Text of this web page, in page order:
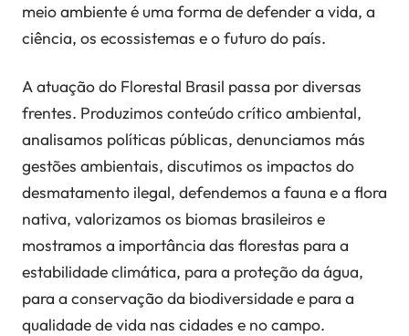
meio ambiente é uma forma de defender a vida, a
ciência, os ecossistemas e o futuro do país.
A atuação do Florestal Brasil passa por diversas
frentes. Produzimos conteúdo crítico ambiental,
analisamos políticas públicas, denunciamos más
gestões ambientais, discutimos os impactos do
desmatamento ilegal, defendemos a fauna e a flora
nativa, valorizamos os biomas brasileiros e
mostramos a importância das florestas para a
estabilidade climática, para a proteção da água,
para a conservação da biodiversidade e para a
qualidade de vida nas cidades e no campo.